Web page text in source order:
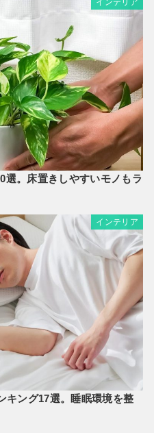
インテリア
選。床置きしやすいモノもラ
インテリア
キング17選。睡眠環境を整